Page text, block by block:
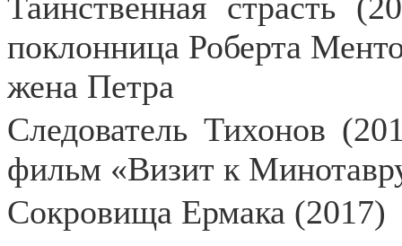
поклонница Роберта
жена Петра
Следователь Тихонов
фильм «Визит к
Сокровища Ермака (2017)